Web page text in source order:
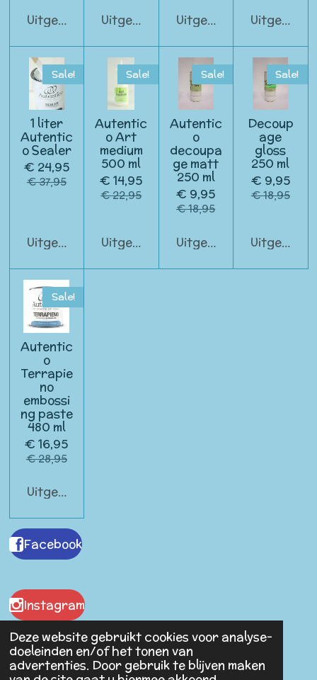
Deze website gebruikt cookies voor analyse-
doeleinden en/of het tonen van
advertenties. Door gebruik te blijven maken
UitgeschakeldUitgeschakeldUitgeschakeld
Sale!
1 liter
Autentic
o Sealer
€ 24,95
€ 37,95
Uitgeschakeld
Sale!
Autentic
o Art
medium
500 ml
€ 14,95
€ 22,95
Uitgeschakeld
Sale!
Autentic
o
decoupa
ge matt
250 ml
€ 9,95
€ 18,95
Uitgeschakeld
Sale!
Decoup
age
gloss
250 ml
€ 9,95
€ 18,95
Sale!
Autentic
o
Terrapie
no
embossi
ng paste
480 ml
€ 16,95
€ 28,95
Uitgeschakeld
Facebook
Instagram
Malaika Antiques